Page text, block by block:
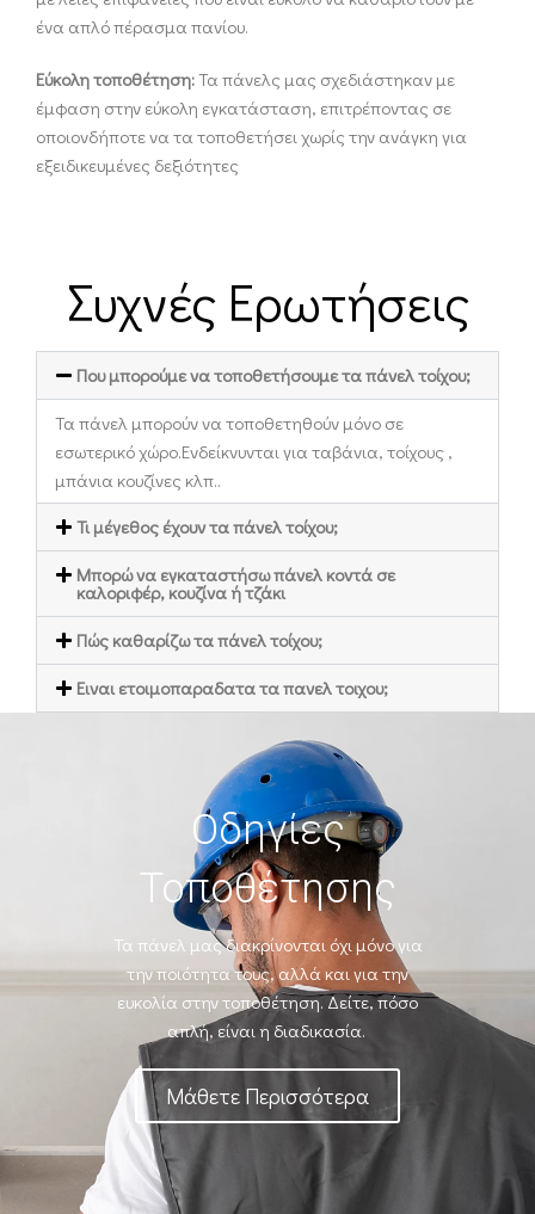
ένα απλό πέρασμα πανίου.
Εύκολη τοποθέτηση:Τα πάνελς μας σχεδιάστηκαν με
έμφαση στην εύκολη εγκατάσταση, επιτρέποντας σε
οποιονδήποτε να τα τοποθετήσει χωρίς την ανάγκη για
εξειδικευμένες δεξιότητες
Συχνές Ερωτήσεις
Που μπορούμε να τοποθετήσουμε τα πάνελ τοίχου;
Τα πάνελ μπορούν να τοποθετηθούν μόνο σε
εσωτερικό χώρο.Ενδείκνυνται για ταβάνια, τοίχους ,
μπάνια κουζίνες κλπ..
Τι μέγεθος έχουν τα πάνελ τοίχου;
Mπορώ να εγκαταστήσω πάνελ κοντά σε
καλοριφέρ, κουζίνα ή τζάκι
Πώς καθαρίζω τα πάνελ τοίχου;
Ειναι ετοιμοπαραδατα τα πανελ τοιχου;
Οδηγίες
Τοποθέτησης
Τα πάνελ μας διακρίνονται όχι μόνο για
την ποιότητα τους, αλλά και για την
ευκολία στην τοποθέτηση. Δείτε, πόσο
απλή, είναι η διαδικασία.
Μάθετε Περισσότερα